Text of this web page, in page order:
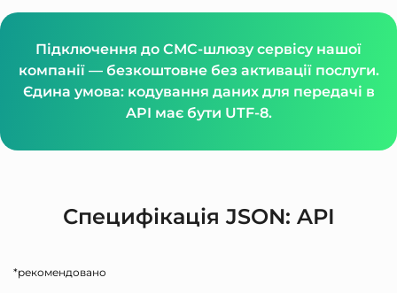
Підключення до СМС-шлюзу сервісу нашої
компанії — безкоштовне без активації послуги.
Єдина умова: кодування даних для передачі в
API має бути UTF-8.
Специфікація JSON: API
*рекомендовано